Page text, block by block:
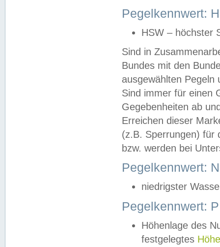
Pegelkennwert:
HSW – höchster
Sind in
Bundes mit den
ausgewählten
Sind immer für einen
Gegebenheiten ab
Erreichen dieser
(z.B. Sperrungen) für
bzw. werden bei
Pegelkennwert:
niedrigster
Pegelkennwert:
Höhenlage des
festgelegtes